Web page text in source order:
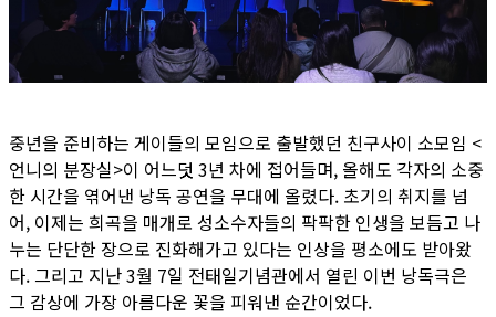
중년을 준비하는 게이들의 모임으로 출발했던 친구사이 소모임 <
언니의 분장실>이 어느덧 3년 차에 접어들며, 올해도 각자의 소중
한 시간을 엮어낸 낭독 공연을 무대에 올렸다. 초기의 취지를 넘
어, 이제는 희곡을 매개로 성소수자들의 팍팍한 인생을 보듬고 나
누는 단단한 장으로 진화해가고 있다는 인상을 평소에도 받아왔
다. 그리고 지난 3월 7일 전태일기념관에서 열린 이번 낭독극은
그 감상에 가장 아름다운 꽃을 피워낸 순간이었다.